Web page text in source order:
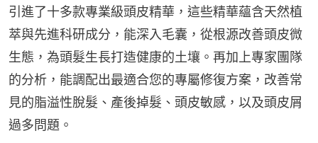
引進了十多款專業級頭皮精華，這些精華蘊含天然植
萃與先進科研成分，能深入毛囊，從根源改善頭皮微
生態，為頭髮生長打造健康的土壤。再加上專家團隊
的分析，能調配出最適合您的專屬修復方案，改善常
見的脂溢性脫髮、產後掉髮、頭皮敏感，以及頭皮屑
過多問題。